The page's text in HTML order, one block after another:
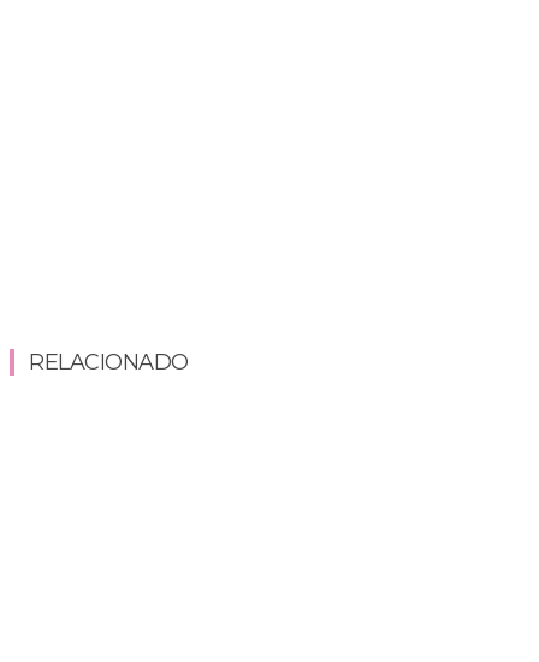
RELACIONADO